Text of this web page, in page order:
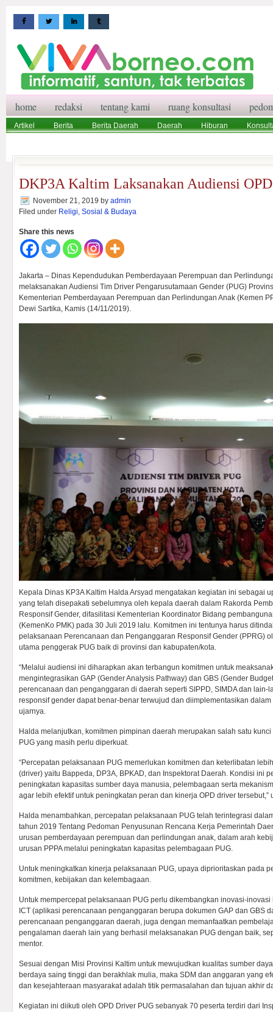
home redaksi tentang kami ruang konsultasi
Artikel Berita Berita Daerah Daerah Hiburan
DKP3A Kaltim Laksanakan Audiensi
November 21, 2019 by admin
Filed under Religi, Sosial & Budaya
Share this news
Jakarta – Dinas Kependudukan Pemberdayaan Perempuan dan
melaksanakan Audiensi Tim Driver Pengarusutamaan Gender (PUG)
Kementerian Pemberdayaan Perempuan dan Perlindungan Anak (Kemen
Dewi Sartika, Kamis (14/11/2019).
Kepala Dinas KP3A Kaltim Halda Arsyad mengatakan kegiatan ini sebagai
yang telah disepakati sebelumnya oleh kepala daerah dalam Rakorda
Responsif Gender, difasilitasi Kementerian Koordinator Bidang
(KemenKo PMK) pada 30 Juli 2019 lalu. Komitmen ini tentunya harus
pelaksanaan Perencanaan dan Penganggaran Responsif Gender (PPRG)
utama penggerak PUG baik di provinsi dan kabupaten/kota.
“Melalui audiensi ini diharapkan akan terbangun komitmen untuk
mengintegrasikan GAP (Gender Analysis Pathway) dan GBS (Gender
perencanaan dan penganggaran di daerah seperti SIPPD, SIMDA dan lain-
responsif gender dapat benar-benar terwujud dan diimplementasikan dalam
ujarnya.
Halda melanjutkan, komitmen pimpinan daerah merupakan salah satu
PUG yang masih perlu diperkuat.
“Percepatan pelaksanaan PUG memerlukan komitmen dan keterlibatan
(driver) yaitu Bappeda, DP3A, BPKAD, dan Inspektorat Daerah. Kondisi ini
peningkatan kapasitas sumber daya manusia, pelembagaan serta
agar lebih efektif untuk peningkatan peran dan kinerja OPD driver tersebut,”
Halda menambahkan, percepatan pelaksanaan PUG telah terintegrasi
tahun 2019 Tentang Pedoman Penyusunan Rencana Kerja Pemerintah
urusan pemberdayaan perempuan dan perlindungan anak, dalam arah
urusan PPPA melalui peningkatan kapasitas pelembagaan PUG.
Untuk meningkatkan kinerja pelaksanaan PUG, upaya diprioritaskan pada
komitmen, kebijakan dan kelembagaan.
Untuk mempercepat pelaksanaan PUG perlu dikembangkan inovasi-
ICT (aplikasi perencanaan penganggaran berupa dokumen GAP dan GBS
perencanaan penganggaran daerah, juga dengan memanfaatkan
pengalaman daerah lain yang berhasil melaksanakan PUG dengan baik,
mentor.
Sesuai dengan Misi Provinsi Kaltim untuk mewujudkan kualitas sumber
berdaya saing tinggi dan berakhlak mulia, maka SDM dan anggaran yang
dan kesejahteraan masyarakat adalah titik permasalahan dan tujuan akhir
Kegiatan ini diikuti oleh OPD Driver PUG sebanyak 70 peserta terdiri dari